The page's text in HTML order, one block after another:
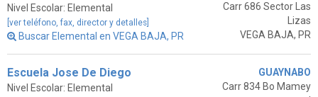
Nivel Escolar: Elemental
[ver teléfono, fax, director y detalles]
Buscar Elemental en VEGA BAJA, PR
Carr 686 Sector Las
Lizas
VEGA BAJA, PR
Escuela Jose De Diego
Nivel Escolar: Elemental
GUAYNABO
Carr 834 Bo Mamey